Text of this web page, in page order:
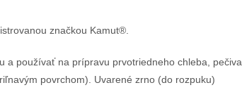
značkou Kamut®.
a používať na prípravu prvotriedneho chleba, pečiva
povrchom). Uvarené zrno (do rozpuku)